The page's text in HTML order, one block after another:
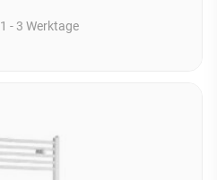
1 - 3 Werktage